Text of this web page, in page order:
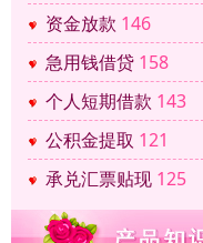
资金放款 146
急用钱借贷 158
个人短期借款 143
公积金提取 121
承兑汇票贴现 125